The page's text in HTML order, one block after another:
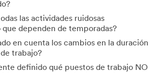
las actividades ruidosas
que dependen de temporadas?
en cuenta los cambios en la duración
trabajo?
definido qué puestos de trabajo NO